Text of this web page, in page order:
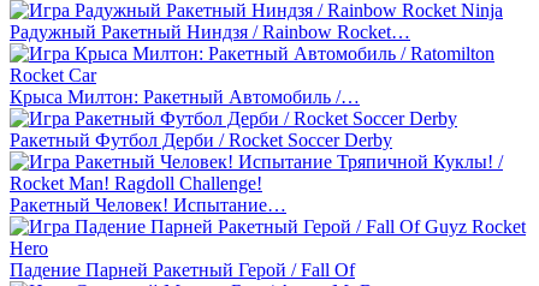
Радужный Ракетный Ниндзя / Rainbow Rocket…
Крыса Милтон: Ракетный Автомобиль /…
Ракетный Футбол Дерби / Rocket Soccer Derby
Ракетный Человек! Испытание…
Падение Парней Ракетный Герой / Fall Of